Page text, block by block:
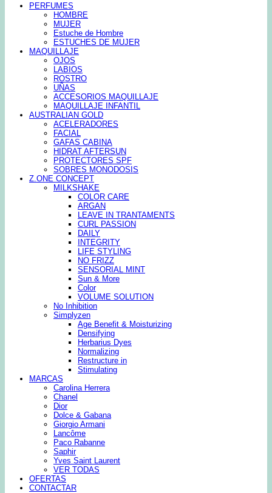
PERFUMES
HOMBRE
MUJER
Estuche de Hombre
ESTUCHES DE MUJER
MAQUILLAJE
OJOS
LABIOS
ROSTRO
UÑAS
ACCESORIOS MAQUILLAJE
MAQUILLAJE INFANTIL
AUSTRALIAN GOLD
ACELERADORES
FACIAL
GAFAS CABINA
HIDRAT AFTERSUN
PROTECTORES SPF
SOBRES MONODOSIS
Z.ONE CONCEPT
MILKSHAKE
COLOR CARE
ARGAN
LEAVE IN TRANTAMENTS
CURL PASSION
DAILY
INTEGRITY
LIFE STYLING
NO FRIZZ
SENSORIAL MINT
Sun & More
Color
VOLUME SOLUTION
No Inhibition
Simplyzen
Age Benefit & Moisturizing
Densifying
Herbarius Dyes
Normalizing
Restructure in
Stimulating
MARCAS
Carolina Herrera
Chanel
Dior
Dolce & Gabana
Giorgio Armani
Lancôme
Paco Rabanne
Saphir
Yves Saint Laurent
VER TODAS
OFERTAS
CONTACTAR